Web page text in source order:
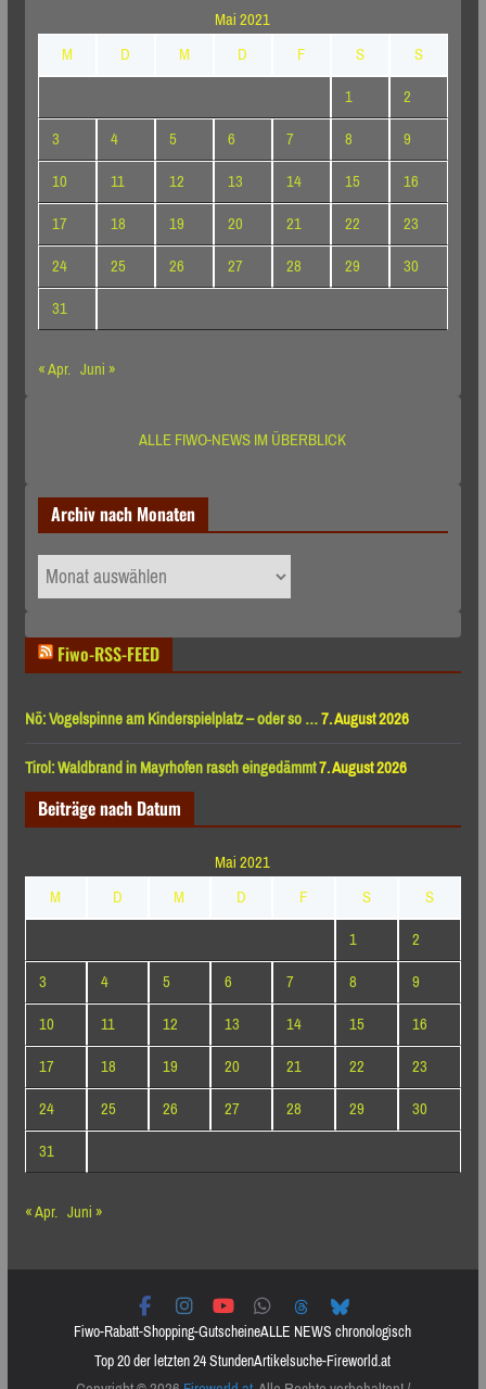
Mai 2021
M
D M D F S
S
1
2
3
4 5 6 7 8
9
10
11 12 13 14 15
16
17
18 19 20 21 22
23
24
25 26 27 28 29
30
31
« Apr. Juni »
ALLE FIWO-NEWS IM ÜBERBLICK
Archiv nach Monaten
Archiv
nach
Fiwo-RSS-FEED
Nö: Vogelspinne am Kinderspielplatz – oder so …7. August 2026
Tirol: Waldbrand in Mayrhofen rasch eingedämmt7. August 2026
Beiträge nach Datum
Mai 2021
M
D M D F S
S
1
2
3
4 5 6 7 8
9
10
11 12 13 14 15
16
17
18 19 20 21 22
23
24
25 26 27 28 29
30
31
« Apr. Juni »
Fiwo-Rabatt-Shopping-GutscheineALLE NEWS chronologisch
Top 20 der letzten 24 StundenArtikelsuche-Fireworld.at